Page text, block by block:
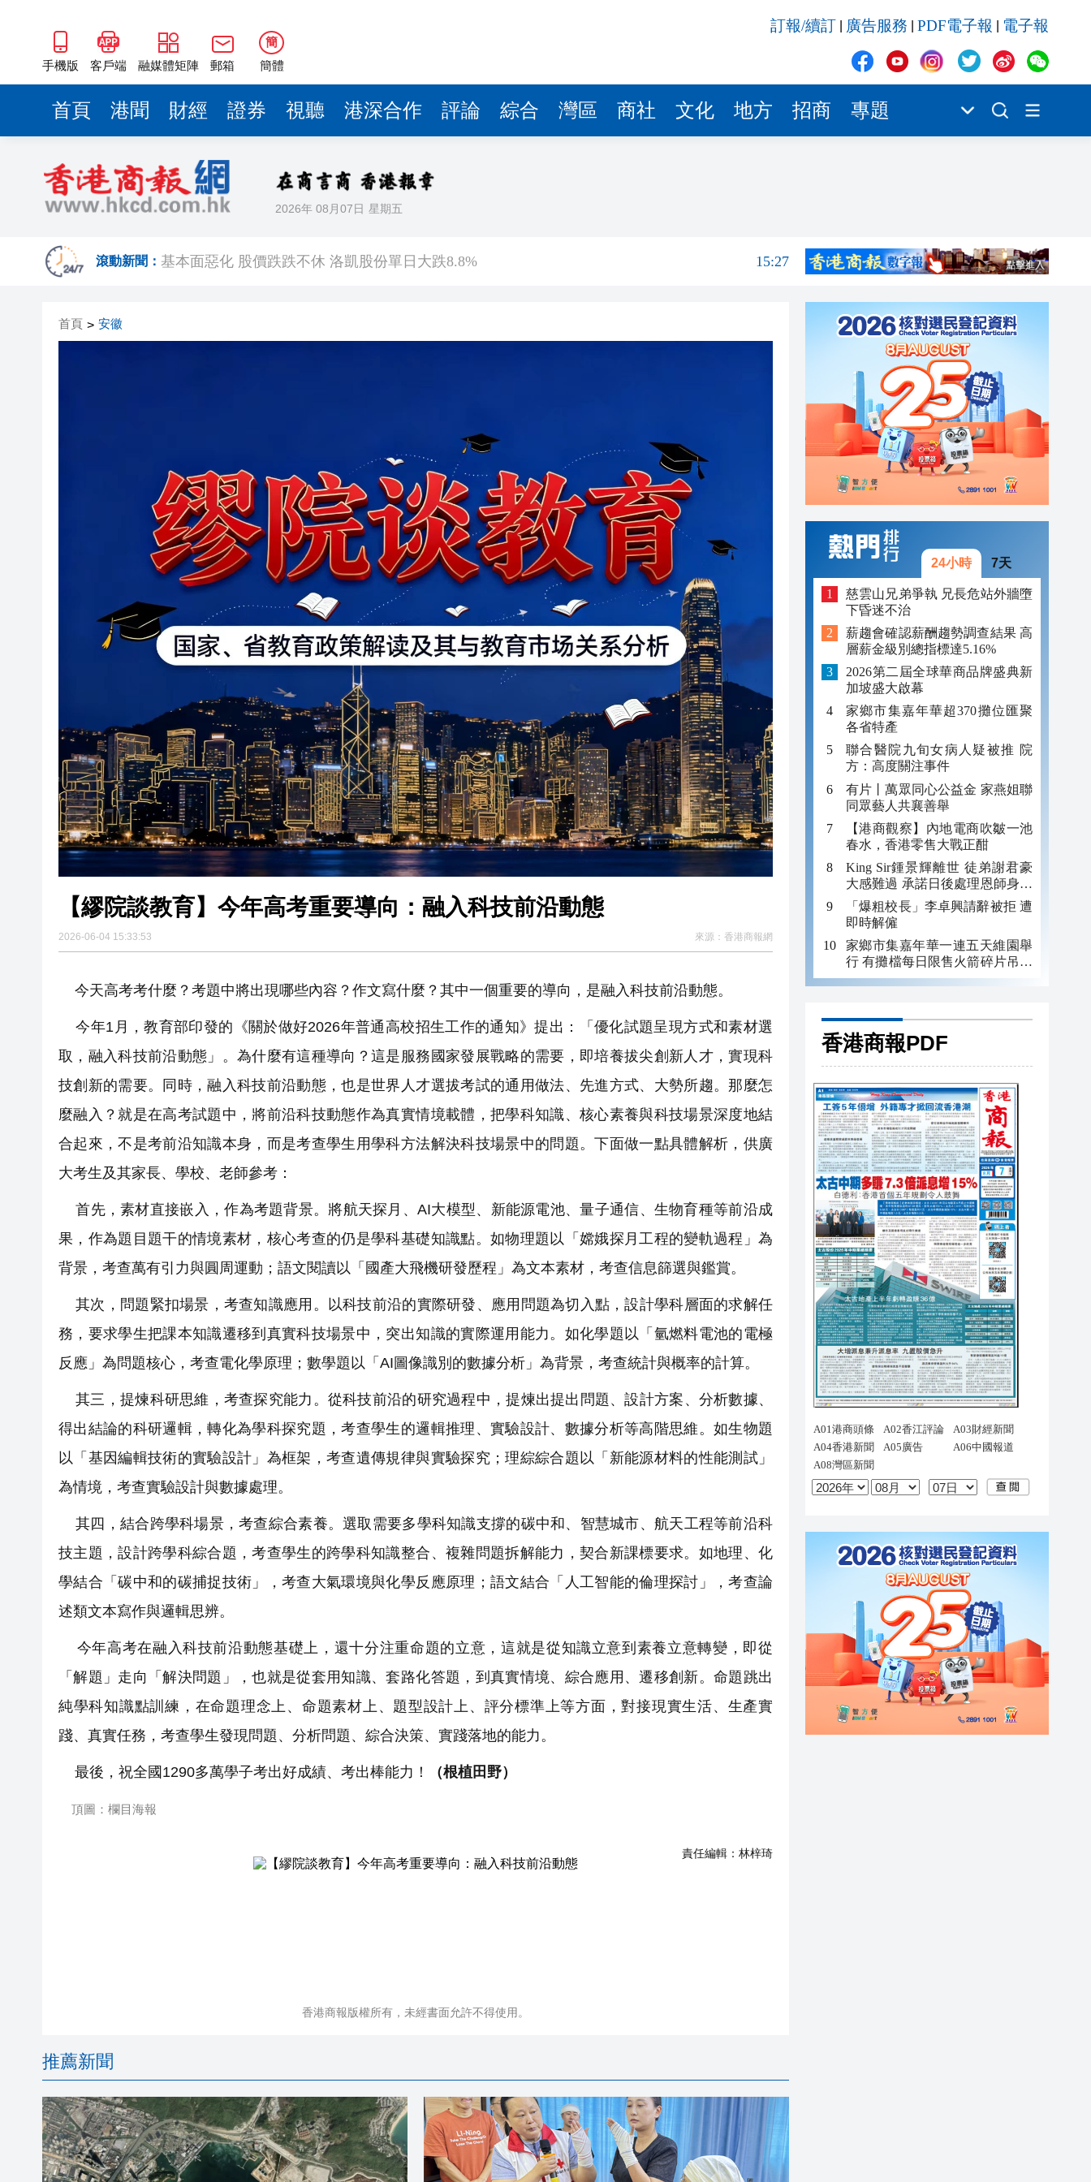
手機版 客戶端 融媒體矩陣 郵箱
簡
簡體
訂報/續訂 廣告服務 PDF電子報 電子報
首頁 港聞 財經 證券 視聽 港深合作 評論 綜合 灣區 商社 文化 地方 招商 專題
2026年 08月07日 星期五
滾動新聞：
日本2025年出生率、生育率雙創新低 人口連續第19年自然減少
15:21
出海再獲新成果 廣州地鐵連簽多份海外戰略合作協議
非遺高峰會6·13舉行 將設非遺雅宴 以美食重新演繹非遺文化
15:16
中國信通院：即將召開研討會 啟動高質量Token服務能力攀登計劃
【繆院談教育】今年高考重要導向：融入科技前沿動態
基本面惡化 股價跌跌不休 洛凱股份單日大跌8.8%
15:27
【繆院談教育】今年高考重要導向：融入科技前沿動態
香港5月PMI重返擴張區間 恒生劉健恆：營商環境仍審慎
基本面惡化 股價跌跌不休 洛凱股份單日大跌8.8%
日本2025年出生率、生育率雙創新低 人口連續第19年自然減少
出海再獲新成果 廣州地鐵連簽多份海外戰略合作協議
非遺高峰會6·13舉行 將設非遺雅宴 以美食重新演繹非遺文化
15:16
香港重慶總會維園展山城魅力 精彩等您來體驗
中國信通院：即將召開研討會 啟動高質量Token服務能力攀登計劃
首頁 > 安徽
【繆院談教育】今年高考重要導向：融入科技前沿動態
2026-06-04 15:33:53 來源： 香港商報網
今天高考考什麼？考題中將出現哪些內容？作文寫什麼？其中一個重要的導向，是融入科技前沿動態。
今年1月，教育部印發的《關於做好2026年普通高校招生工作的通知》提出：「優化試題呈現方式和素材選
取，融入科技前沿動態」。為什麼有這種導向？這是服務國家發展戰略的需要，即培養拔尖創新人才，實現科
技創新的需要。同時，融入科技前沿動態，也是世界人才選拔考試的通用做法、先進方式、大勢所趨。那麼怎
麼融入？就是在高考試題中，將前沿科技動態作為真實情境載體，把學科知識、核心素養與科技場景深度地結
合起來，不是考前沿知識本身，而是考查學生用學科方法解決科技場景中的問題。下面做一點具體解析，供廣
大考生及其家長、學校、老師參考：
首先，素材直接嵌入，作為考題背景。將航天探月、AI大模型、新能源電池、量子通信、生物育種等前沿成
果，作為題目題干的情境素材，核心考查的仍是學科基礎知識點。如物理題以「嫦娥探月工程的變軌過程」為
背景，考查萬有引力與圓周運動；語文閱讀以「國產大飛機研發歷程」為文本素材，考查信息篩選與鑑賞。
其次，問題緊扣場景，考查知識應用。以科技前沿的實際研發、應用問題為切入點，設計學科層面的求解任
務，要求學生把課本知識遷移到真實科技場景中，突出知識的實際運用能力。如化學題以「氫燃料電池的電極
反應」為問題核心，考查電化學原理；數學題以「AI圖像識別的數據分析」為背景，考查統計與概率的計算。
其三，提煉科研思維，考查探究能力。從科技前沿的研究過程中，提煉出提出問題、設計方案、分析數據、
得出結論的科研邏輯，轉化為學科探究題，考查學生的邏輯推理、實驗設計、數據分析等高階思維。如生物題
以「基因編輯技術的實驗設計」為框架，考查遺傳規律與實驗探究；理綜綜合題以「新能源材料的性能測試」
為情境，考查實驗設計與數據處理。
其四，結合跨學科場景，考查綜合素養。選取需要多學科知識支撐的碳中和、智慧城市、航天工程等前沿科
技主題，設計跨學科綜合題，考查學生的跨學科知識整合、複雜問題拆解能力，契合新課標要求。如地理、化
學結合「碳中和的碳捕捉技術」，考查大氣環境與化學反應原理；語文結合「人工智能的倫理探討」，考查論
述類文本寫作與邏輯思辨。
今年高考在融入科技前沿動態基礎上，還十分注重命題的立意，這就是從知識立意到素養立意轉變，即從
「解題」走向「解決問題」，也就是從套用知識、套路化答題，到真實情境、綜合應用、遷移創新。命題跳出
純學科知識點訓練，在命題理念上、命題素材上、題型設計上、評分標準上等方面，對接現實生活、生產實
踐、真實任務，考查學生發現問題、分析問題、綜合決策、實踐落地的能力。
最後，祝全國1290多萬學子考出好成績、考出棒能力！ （根植田野）
頂圖：欄目海報
責任編輯： 林梓琦
香港商報版權所有，未經書面允許不得使用。
推薦新聞
24小時 7天
慈雲山兄弟爭執 兄長危站外牆墮
下昏迷不治
薪趨會確認薪酬趨勢調查結果 高
層薪金級別總指標達5.16%
2026第二屆全球華商品牌盛典新
加坡盛大啟幕
家鄉市集嘉年華超370攤位匯聚
各省特產
聯合醫院九旬女病人疑被推 院
方：高度關注事件
有片丨萬眾同心公益金 家燕姐聯
同眾藝人共襄善舉
【港商觀察】內地電商吹皺一池
春水，香港零售大戰正酣
King Sir鍾景輝離世 徒弟謝君豪
大感難過 承諾日後處理恩師身後
事
「爆粗校長」李卓興請辭被拒 遭
即時解僱
家鄉市集嘉年華一連五天維園舉
行 有攤檔每日限售火箭碎片吊咀
吸客
香港商報PDF